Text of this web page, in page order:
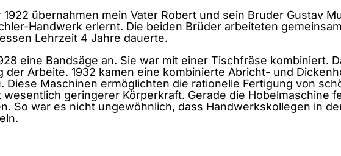
übernahmen mein Vater Robert und sein Bruder Gustav
Handwerk erlernt. Die beiden Brüder arbeiteten
Lehrzeit 4 Jahre dauerte.
eine Bandsäge an. Sie war mit einer Tischfräse kombiniert.
Arbeite. 1932 kamen eine kombinierte Abricht- und
Diese Maschinen ermöglichten die rationelle Fertigung von
geringerer Körperkraft. Gerade die Hobelmaschine
So war es nicht ungewöhnlich, dass Handwerkskollegen in